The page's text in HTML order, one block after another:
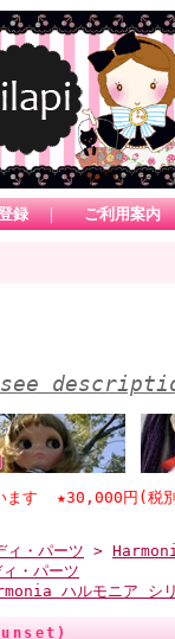
録 ｜ ご利用案内
円(税別）以上のお
ィ・パーツ >
・パーツ
ハルモニア シ